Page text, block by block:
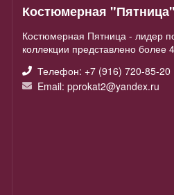
Костюмерная
Костюмерная Пятница - лидер
коллекции представлено более
Телефон: +7 (916) 720-85-20
Email: pprokat2@yandex.ru